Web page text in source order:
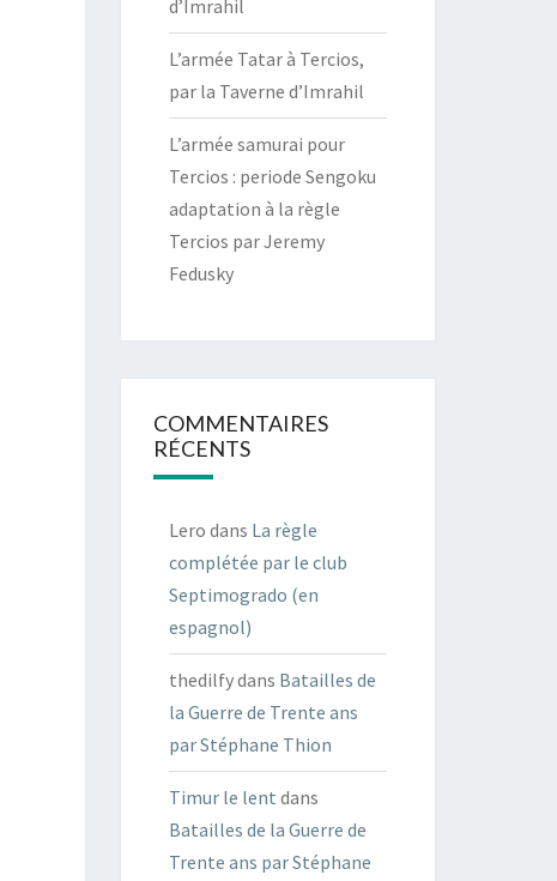
d’Imrahil
L’armée Tatar à Tercios,
par la Taverne d’Imrahil
L’armée samurai pour
Tercios : periode Sengoku
adaptation à la règle
Tercios par Jeremy
Fedusky
COMMENTAIRES
RÉCENTS
Lero dans La règle
complétée par le club
Septimogrado (en
espagnol)
thedilfydans Batailles de
la Guerre de Trente ans
par Stéphane Thion
Timur le lent dans
Batailles de la Guerre de
Trente ans par Stéphane